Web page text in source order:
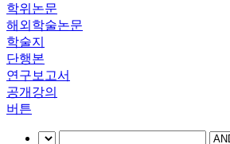
학위논문
해외학술논문
학술지
단행본
연구보고서
공개강의
버튼